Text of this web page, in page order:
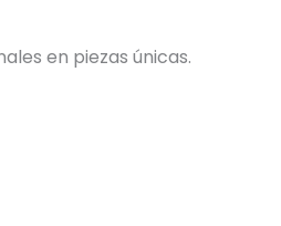
en piezas únicas.